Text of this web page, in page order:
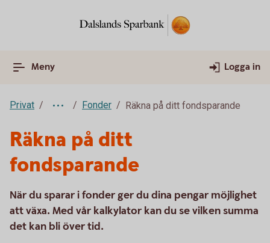
Meny Logga in
Privat Fonder Räkna på ditt fondsparande
Räkna på ditt
fondsparande
När du sparar i fonder ger du dina pengar möjlighet
att växa. Med vår kalkylator kan du se vilken summa
det kan bli över tid.